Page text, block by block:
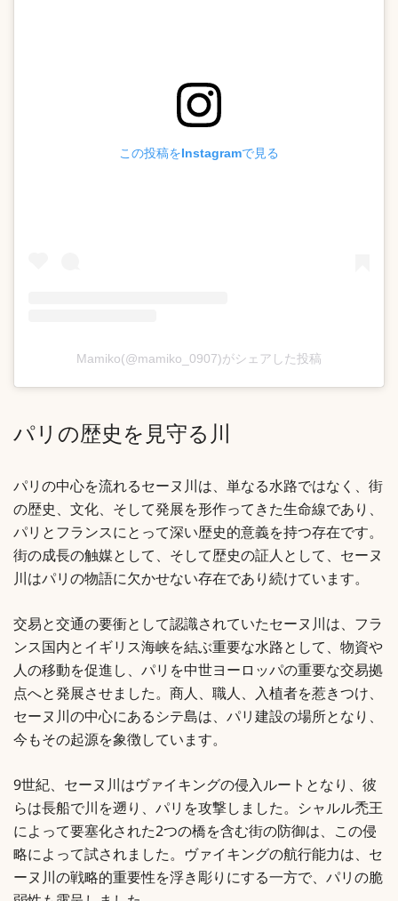
この投稿をInstagramで見る
Mamiko(@mamiko_0907)がシェアした投稿
パリの歴史を見守る川
パリの中心を流れるセーヌ川は、単なる水路ではなく、街
の歴史、文化、そして発展を形作ってきた生命線であり、
パリとフランスにとって深い歴史的意義を持つ存在です。
街の成長の触媒として、そして歴史の証人として、セーヌ
川はパリの物語に欠かせない存在であり続けています。
交易と交通の要衝として認識されていたセーヌ川は、フラ
ンス国内とイギリス海峡を結ぶ重要な水路として、物資や
人の移動を促進し、パリを中世ヨーロッパの重要な交易拠
点へと発展させました。商人、職人、入植者を惹きつけ、
セーヌ川の中心にあるシテ島は、パリ建設の場所となり、
今もその起源を象徴しています。
9世紀、セーヌ川はヴァイキングの侵入ルートとなり、彼
らは長船で川を遡り、パリを攻撃しました。シャルル禿王
によって要塞化された2つの橋を含む街の防御は、この侵
略によって試されました。ヴァイキングの航行能力は、セ
ーヌ川の戦略的重要性を浮き彫りにする一方で、パリの脆